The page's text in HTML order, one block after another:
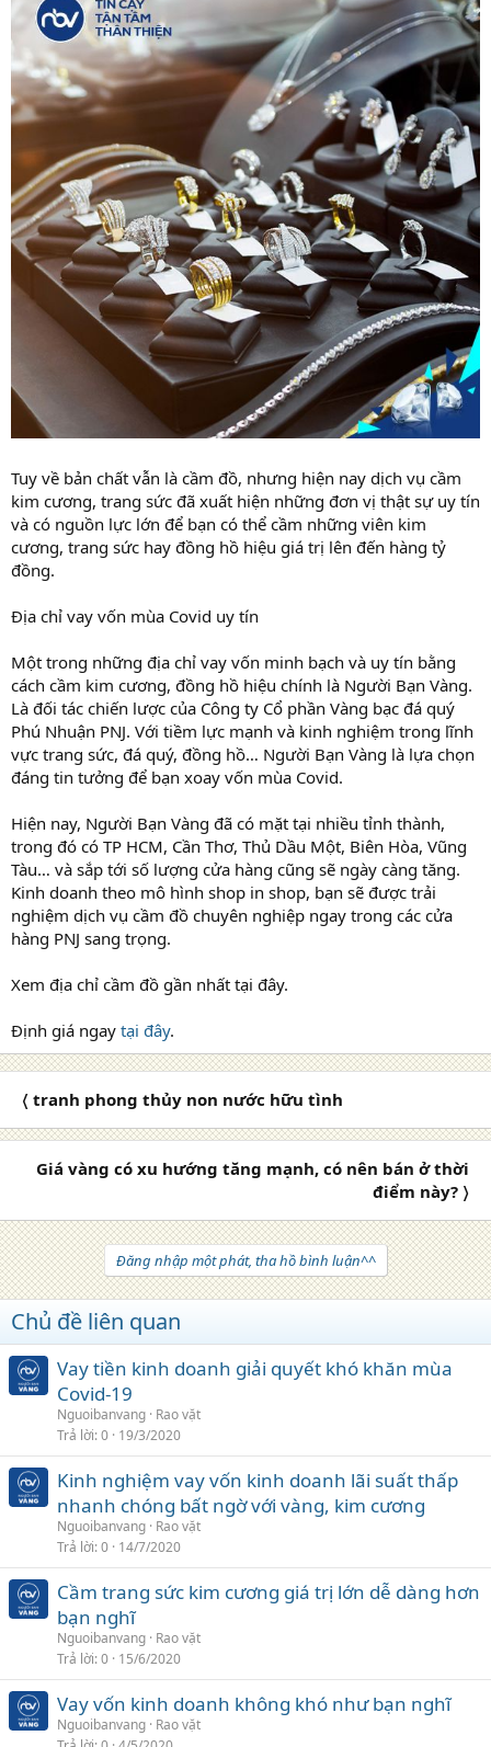
Tuy về bản chất vẫn là cầm đồ, nhưng hiện nay dịch vụ cầm
kim cương, trang sức đã xuất hiện những đơn vị thật sự uy tín
và có nguồn lực lớn để bạn có thể cầm những viên kim
cương, trang sức hay đồng hồ hiệu giá trị lên đến hàng tỷ
đồng.
Địa chỉ vay vốn mùa Covid uy tín
Một trong những địa chỉ vay vốn minh bạch và uy tín bằng
cách cầm kim cương, đồng hồ hiệu chính là Người Bạn Vàng.
Là đối tác chiến lược của Công ty Cổ phần Vàng bạc đá quý
Phú Nhuận PNJ. Với tiềm lực mạnh và kinh nghiệm trong lĩnh
vực trang sức, đá quý, đồng hồ… Người Bạn Vàng là lựa chọn
đáng tin tưởng để bạn xoay vốn mùa Covid.
Hiện nay, Người Bạn Vàng đã có mặt tại nhiều tỉnh thành,
trong đó có TP HCM, Cần Thơ, Thủ Dầu Một, Biên Hòa, Vũng
Tàu… và sắp tới số lượng cửa hàng cũng sẽ ngày càng tăng.
Kinh doanh theo mô hình shop in shop, bạn sẽ được trải
nghiệm dịch vụ cầm đồ chuyên nghiệp ngay trong các cửa
hàng PNJ sang trọng.
Xem địa chỉ cầm đồ gần nhất tại đây.
Định giá ngay tại đây.
〈 tranh phong thủy non nước hữu tình
Giá vàng có xu hướng tăng mạnh, có nên bán ở thời
điểm này? 〉
Đăng nhập một phát, tha hồ bình luận^^
Chủ đề liên quan
Vay tiền kinh doanh giải quyết khó khăn mùa
Covid-19
Nguoibanvang Rao vặt
Trả lời 0 19/3/2020
Kinh nghiệm vay vốn kinh doanh lãi suất thấp
nhanh chóng bất ngờ với vàng, kim cương
Nguoibanvang Rao vặt
Trả lời 0 14/7/2020
Cầm trang sức kim cương giá trị lớn dễ dàng hơn
bạn nghĩ
Nguoibanvang Rao vặt
Trả lời 0 15/6/2020
Vay vốn kinh doanh không khó như bạn nghĩ
Nguoibanvang Rao vặt